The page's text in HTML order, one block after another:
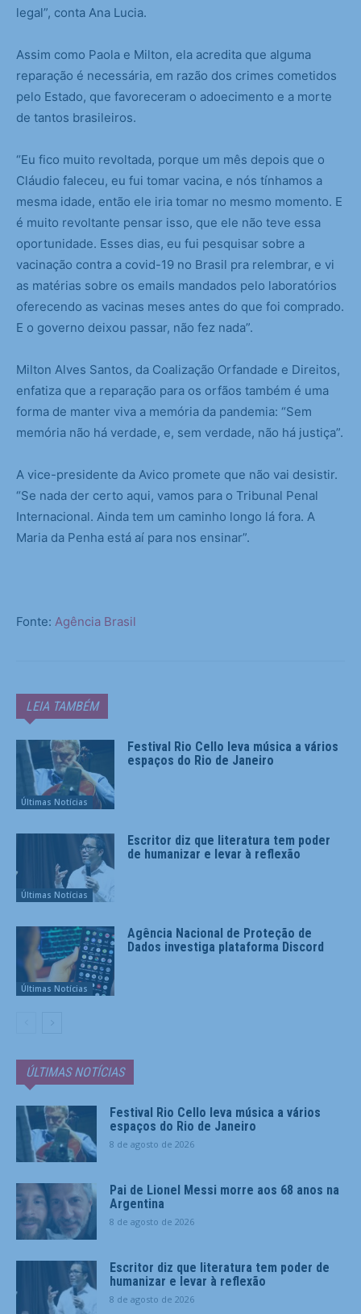
legal”, conta Ana Lucia.
Assim como Paola e Milton, ela acredita que alguma
reparação é necessária, em razão dos crimes cometidos
pelo Estado, que favoreceram o adoecimento e a morte
de tantos brasileiros.
“Eu fico muito revoltada, porque um mês depois que o
Cláudio faleceu, eu fui tomar vacina, e nós tínhamos a
mesma idade, então ele iria tomar no mesmo momento. E
é muito revoltante pensar isso, que ele não teve essa
oportunidade. Esses dias, eu fui pesquisar sobre a
vacinação contra a covid-19 no Brasil pra relembrar, e vi
as matérias sobre os emails mandados pelo laboratórios
oferecendo as vacinas meses antes do que foi comprado.
E o governo deixou passar, não fez nada”.
Milton Alves Santos, da Coalização Orfandade e Direitos,
enfatiza que a reparação para os orfãos também é uma
forma de manter viva a memória da pandemia: “Sem
memória não há verdade, e, sem verdade, não há justiça”.
A vice-presidente da Avico promete que não vai desistir.
“Se nada der certo aqui, vamos para o Tribunal Penal
Internacional. Ainda tem um caminho longo lá fora. A
Maria da Penha está aí para nos ensinar”.
Fonte: Agência Brasil
LEIA TAMBÉM
Últimas Notícias
Festival Rio Cello leva música a vários
espaços do Rio de Janeiro
Últimas Notícias
Escritor diz que literatura tem poder
de humanizar e levar à reflexão
Últimas Notícias
Agência Nacional de Proteção de
Dados investiga plataforma Discord
ÚLTIMAS NOTÍCIAS
Festival Rio Cello leva música a vários
espaços do Rio de Janeiro
8 de agosto de 2026
Pai de Lionel Messi morre aos 68 anos na
Argentina
8 de agosto de 2026
Escritor diz que literatura tem poder de
humanizar e levar à reflexão
8 de agosto de 2026